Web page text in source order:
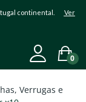
continental. Ver
0
Verrugas e